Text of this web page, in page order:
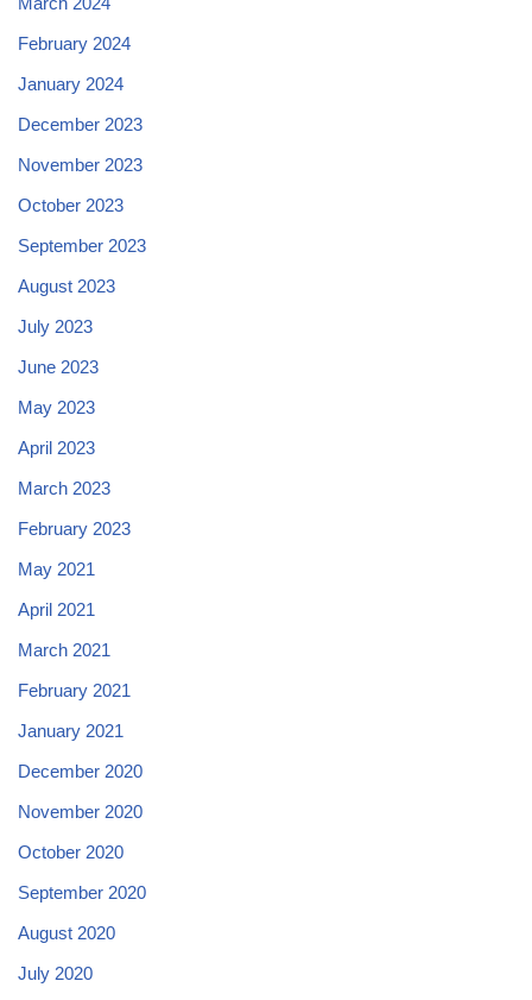
February 2024
January 2024
December 2023
November 2023
October 2023
September 2023
August 2023
July 2023
June 2023
May 2023
April 2023
March 2023
February 2023
May 2021
April 2021
March 2021
February 2021
January 2021
December 2020
November 2020
October 2020
September 2020
August 2020
July 2020